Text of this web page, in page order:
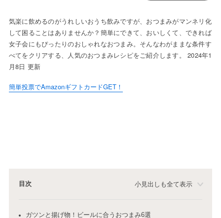
気楽に飲めるのがうれしいおうち飲みですが、おつまみがマンネリ化
して困ることはありませんか？簡単にできて、おいしくて、できれば
女子会にもぴったりのおしゃれなおつまみ。そんなわがままな条件す
べてをクリアする、人気のおつまみレシピをご紹介します。 2024年1
月8日 更新
簡単投票でAmazonギフトカードGET！
目次 小見出しも全て表示
ガツンと揚げ物！ビールに合うおつまみ6選